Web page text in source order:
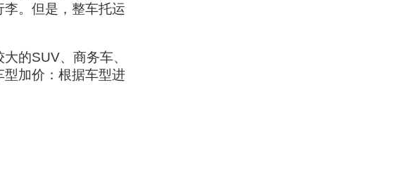
。但是，整车托运
的SUV、商务车、
加价：根据车型进